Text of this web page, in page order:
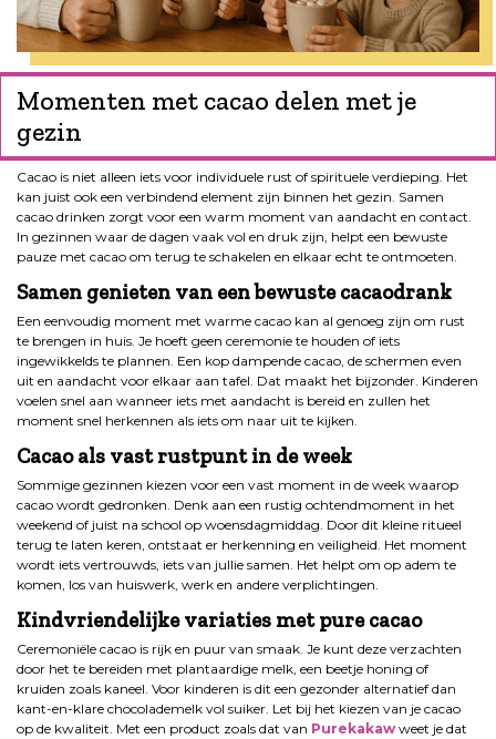
Momenten met cacao delen met je
gezin
Cacao is niet alleen iets voor individuele rust of spirituele verdieping. Het
kan juist ook een verbindend element zijn binnen het gezin. Samen
cacao drinken zorgt voor een warm moment van aandacht en contact.
In gezinnen waar de dagen vaak vol en druk zijn, helpt een bewuste
pauze met cacao om terug te schakelen en elkaar echt te ontmoeten.
Samen genieten van een bewuste cacaodrank
Een eenvoudig moment met warme cacao kan al genoeg zijn om rust
te brengen in huis. Je hoeft geen ceremonie te houden of iets
ingewikkelds te plannen. Een kop dampende cacao, de schermen even
uit en aandacht voor elkaar aan tafel. Dat maakt het bijzonder. Kinderen
voelen snel aan wanneer iets met aandacht is bereid en zullen het
moment snel herkennen als iets om naar uit te kijken.
Cacao als vast rustpunt in de week
Sommige gezinnen kiezen voor een vast moment in de week waarop
cacao wordt gedronken. Denk aan een rustig ochtendmoment in het
weekend of juist na school op woensdagmiddag. Door dit kleine ritueel
terug te laten keren, ontstaat er herkenning en veiligheid. Het moment
wordt iets vertrouwds, iets van jullie samen. Het helpt om op adem te
komen, los van huiswerk, werk en andere verplichtingen.
Kindvriendelijke variaties met pure cacao
Ceremoniële cacao is rijk en puur van smaak. Je kunt deze verzachten
door het te bereiden met plantaardige melk, een beetje honing of
kruiden zoals kaneel. Voor kinderen is dit een gezonder alternatief dan
kant-en-klare chocolademelk vol suiker. Let bij het kiezen van je cacao
op de kwaliteit. Met een product zoals dat van Purekakaw weet je dat